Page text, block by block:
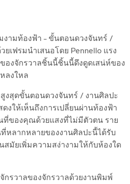
งามท้องฟ้า – ขั้นตอนดวงจันทร์ /
ยเฟรมนำเสนอโดย Pennello แรง
องจักรวาลชิ้นนี้ชิ้นนี้ดึงดูดเสน่ห์ของ
ลงใหล
งสุดขั้นตอนดวงจันทร์ / งานศิลปะ
งให้เห็นถึงการเปลี่ยนผ่านท้องฟ้า
ที่ของคุณด้วยแสงที่ไม่มีตัวตน ราย
หลากหลายของงานศิลปะนี้ได้รับ
สมัยเพิ่มความสง่างามให้กับห้องใด
กรวาลของจักรวาลด้วยงานพิมพ์